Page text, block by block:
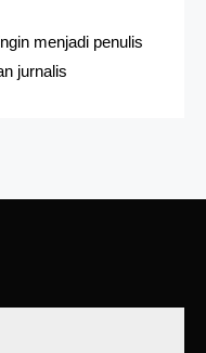
menjadi penulis
jurnalis